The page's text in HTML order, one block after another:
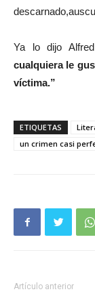
Ya lo dijo
cualquiera le
víctima.”
ETIQUETAS
un crimen casi
Artículo anterior